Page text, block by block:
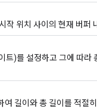
작 위치 사이의 현재 버퍼
트)를 설정하고 그에 따라
여 길이와 총 길이를 적절